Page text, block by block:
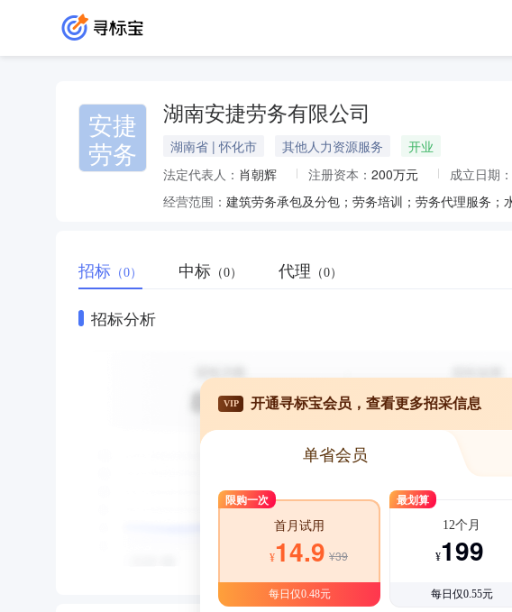
安捷
劳务
湖南安捷劳务有限公司
湖南省 | 怀化市 其他人力资源服务
开业
法定代表人： 肖朝辉 注册资本： 200万元 成立日期：
经营范围：
招标 （0） 中标 （0） 代理 （0）
招标分析
VIP 开通寻标宝会员，查看更多招采信息
单省会员
限购一次
首月试用
¥14.9 ¥39
每日仅0.48元
最划算
12个月
¥199
每日仅0.55元